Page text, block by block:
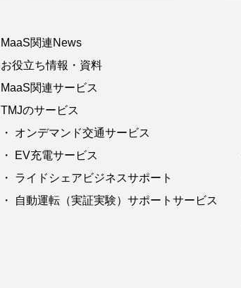
MaaS関連News
お役立ち情報・資料
MaaS関連サービス
TMJのサービス
・ オンデマンド交通サービス
・ EV充電サービス
・ ライドシェアビジネスサポート
・ 自動運転（実証実験）サポートサービス